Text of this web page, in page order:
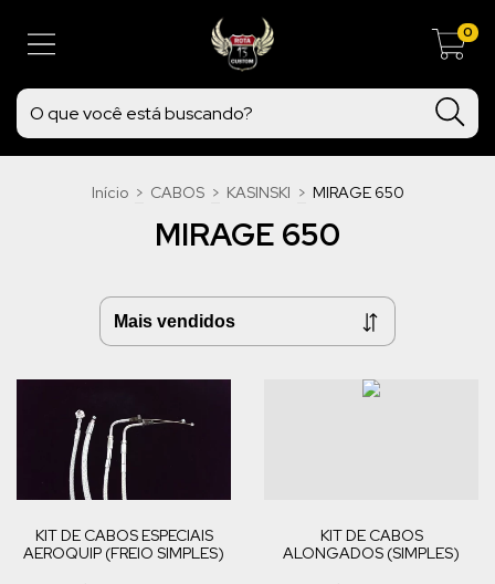
0
Início > CABOS > KASINSKI > MIRAGE 650
MIRAGE 650
KIT DE CABOS ESPECIAIS
AEROQUIP (FREIO SIMPLES)
KIT DE CABOS
ALONGADOS (SIMPLES)